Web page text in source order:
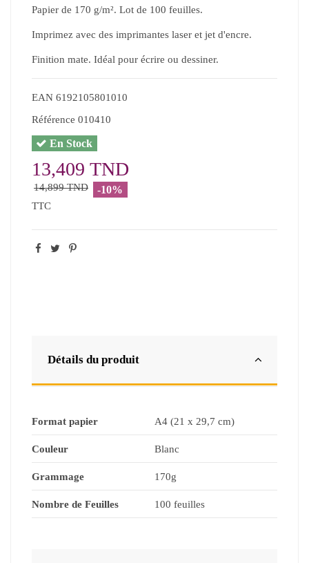
Papier de 170 g/m². Lot de 100 feuilles.
Imprimez avec des imprimantes laser et jet d'encre.
Finition mate. Idéal pour écrire ou dessiner.
EAN 6192105801010
Référence 010410
En Stock
13,409 TND
14,899 TND -10%
TTC
Détails du produit
Format papier A4 (21 x 29,7 cm)
Couleur Blanc
Grammage 170g
Nombre de Feuilles 100 feuilles